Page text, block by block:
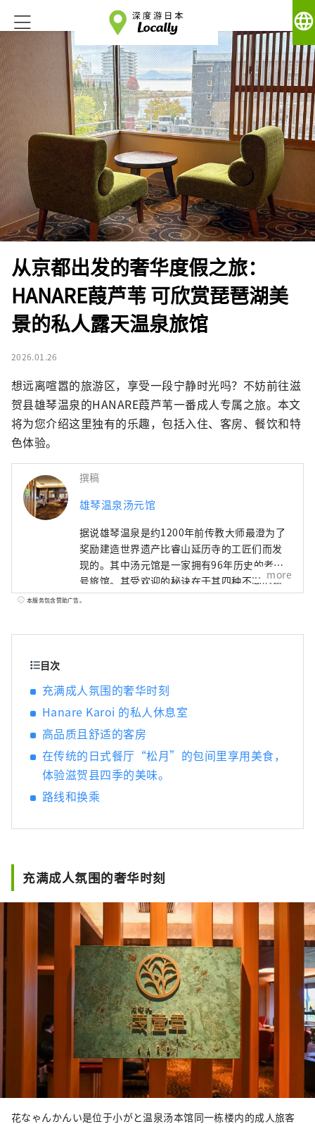
language
从京都出发的奢华度假之旅：
HANARE葭芦苇 可欣赏琵琶湖美
景的私人露天温泉旅馆
2026.01.26
想远离喧嚣的旅游区，享受一段宁静时光吗？不妨前往滋
贺县雄琴温泉的HANARE葭芦苇一番成人专属之旅。本文
将为您介绍这里独有的乐趣，包括入住、客房、餐饮和特
色体验。
撰稿
雄琴温泉汤元馆
据说雄琴温泉是约1200年前传教大师最澄为了
奖励建造世界遗产比睿山延历寺的工匠们而发
现的。其中汤元馆是一家拥有96年历史的老字
号旅馆。其受欢迎的秘诀在于其四种不同的温
泉，包括位于 11 楼可以俯瞰琵琶湖的露天浴池
让您可以感受到大自然的温暖和日本文化。
more
本服务包含赞助广告。
目次
充满成人氛围的奢华时刻
Hanare Karoi 的私人休息室
高品质且舒适的客房
在传统的日式餐厅“松月”的包间里享用美食，
体验滋贺县四季的美味。
路线和换乘
充满成人氛围的奢华时刻
花なゃんかんい是位于小がと温泉汤本馆同一栋楼内的成人旅客